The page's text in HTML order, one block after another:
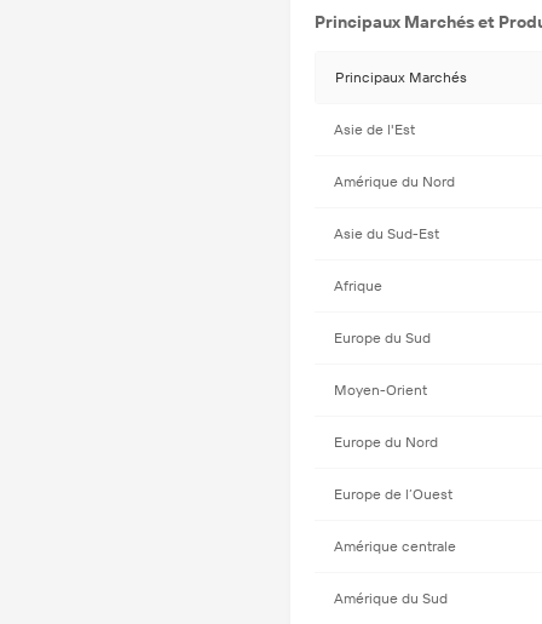
Principaux Marchés et
Principaux Marchés
Asie de l'Est
Amérique du Nord
Asie du Sud-Est
Afrique
Europe du Sud
Moyen-Orient
Europe du Nord
Europe de l’Ouest
Amérique centrale
Amérique du Sud